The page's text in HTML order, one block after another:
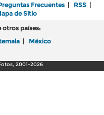
Frecuentes | RSS |
de Sitio
otros países:
| México
2001-2026